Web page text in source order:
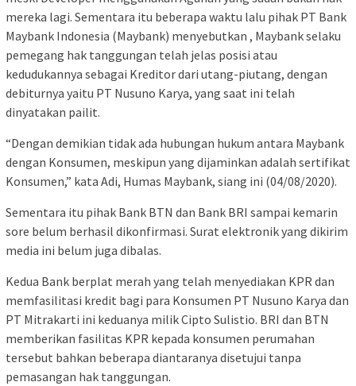
mereka lagi. Sementara itu beberapa waktu lalu pihak PT Bank
Maybank Indonesia (Maybank) menyebutkan , Maybank selaku
pemegang hak tanggungan telah jelas posisi atau
kedudukannya sebagai Kreditor dari utang-piutang, dengan
debiturnya yaitu PT Nusuno Karya, yang saat ini telah
dinyatakan pailit.
“Dengan demikian tidak ada hubungan hukum antara Maybank
dengan Konsumen, meskipun yang dijaminkan adalah sertifikat
Konsumen,” kata Adi, Humas Maybank, siang ini (04/08/2020).
Sementara itu pihak Bank BTN dan Bank BRI sampai kemarin
sore belum berhasil dikonfirmasi. Surat elektronik yang dikirim
media ini belum juga dibalas.
Kedua Bank berplat merah yang telah menyediakan KPR dan
memfasilitasi kredit bagi para Konsumen PT Nusuno Karya dan
PT Mitrakarti ini keduanya milik Cipto Sulistio. BRI dan BTN
memberikan fasilitas KPR kepada konsumen perumahan
tersebut bahkan beberapa diantaranya disetujui tanpa
pemasangan hak tanggungan.